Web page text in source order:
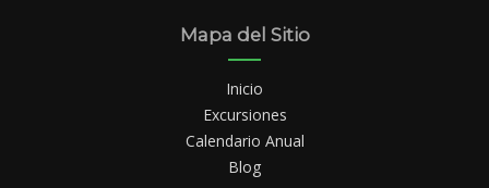
Mapa del Sitio
Inicio
Excursiones
Calendario Anual
Blog